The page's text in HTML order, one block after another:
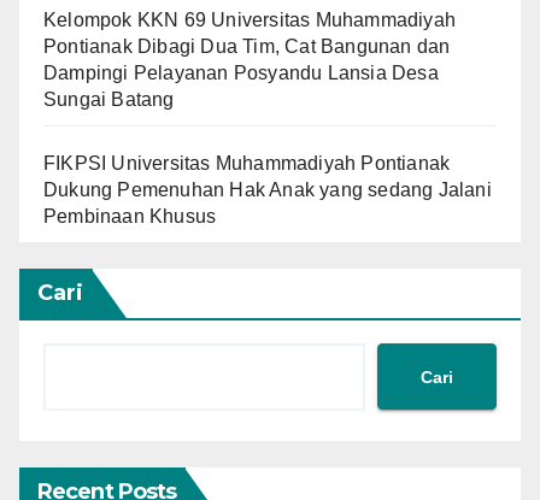
Kelompok KKN 69 Universitas Muhammadiyah
Pontianak Dibagi Dua Tim, Cat Bangunan dan
Dampingi Pelayanan Posyandu Lansia Desa
Sungai Batang
FIKPSI Universitas Muhammadiyah Pontianak
Dukung Pemenuhan Hak Anak yang sedang Jalani
Pembinaan Khusus
Cari
Cari
Recent Posts